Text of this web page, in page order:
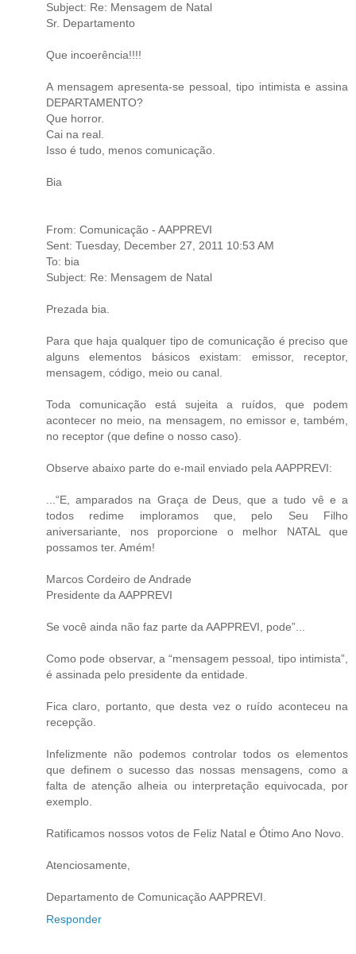
Subject: Re: Mensagem de Natal
Sr. Departamento
Que incoerência!!!!
A mensagem apresenta-se pessoal, tipo intimista e assina
DEPARTAMENTO?
Que horror.
Cai na real.
Isso é tudo, menos comunicação.
Bia
From: Comunicação - AAPPREVI
Sent: Tuesday, December 27, 2011 10:53 AM
To: bia
Subject: Re: Mensagem de Natal
Prezada bia.
Para que haja qualquer tipo de comunicação é preciso que
alguns elementos básicos existam: emissor, receptor,
mensagem, código, meio ou canal.
Toda comunicação está sujeita a ruídos, que podem
acontecer no meio, na mensagem, no emissor e, também,
no receptor (que define o nosso caso).
Observe abaixo parte do e-mail enviado pela AAPPREVI:
...“E, amparados na Graça de Deus, que a tudo vê e a
todos redime imploramos que, pelo Seu Filho
aniversariante, nos proporcione o melhor NATAL que
possamos ter. Amém!
Marcos Cordeiro de Andrade
Presidente da AAPPREVI
Se você ainda não faz parte da AAPPREVI, pode”...
Como pode observar, a “mensagem pessoal, tipo intimista”,
é assinada pelo presidente da entidade.
Fica claro, portanto, que desta vez o ruído aconteceu na
recepção.
Infelizmente não podemos controlar todos os elementos
que definem o sucesso das nossas mensagens, como a
falta de atenção alheia ou interpretação equivocada, por
exemplo.
Ratificamos nossos votos de Feliz Natal e Ótimo Ano Novo.
Atenciosamente,
Departamento de Comunicação AAPPREVI.
Responder